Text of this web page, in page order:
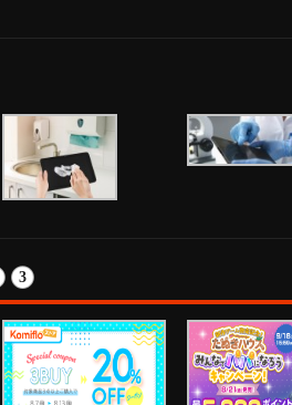
3